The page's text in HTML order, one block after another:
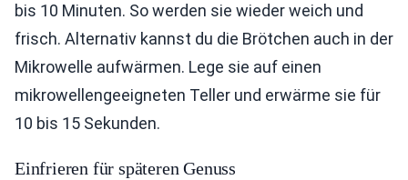
bis 10 Minuten. So werden sie wieder weich und
frisch. Alternativ kannst du die Brötchen auch in der
Mikrowelle aufwärmen. Lege sie auf einen
mikrowellengeeigneten Teller und erwärme sie für
10 bis 15 Sekunden.
Einfrieren für späteren Genuss